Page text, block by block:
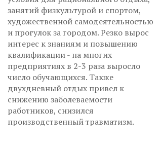
занятий физкультурой и спортом,
художественной самодеятельностью
и прогулок за городом. Резко вырос
интерес к знаниям и повышению
квалификации - на многих
предприятиях в 2-3 раза выросло
число обучающихся. Также
двухдневный отдых привел к
снижению заболеваемости
работников, снизился
производственный травматизм.